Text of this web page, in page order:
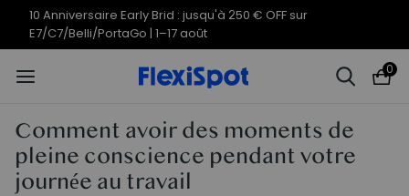
Offres du 10e anniversaire | C7
Morpher dès 579,99 €
0
Comment avoir des moments de
pleine conscience pendant votre
journée au travail